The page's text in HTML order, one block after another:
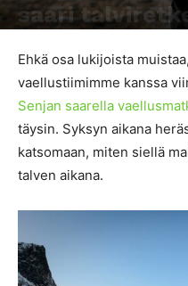
saari
Ehkä osa lukijoista
vaellustiimimme kanssa
Senjan saarella
täysin. Syksyn aikana
katsomaan, miten siellä
talven aikana.